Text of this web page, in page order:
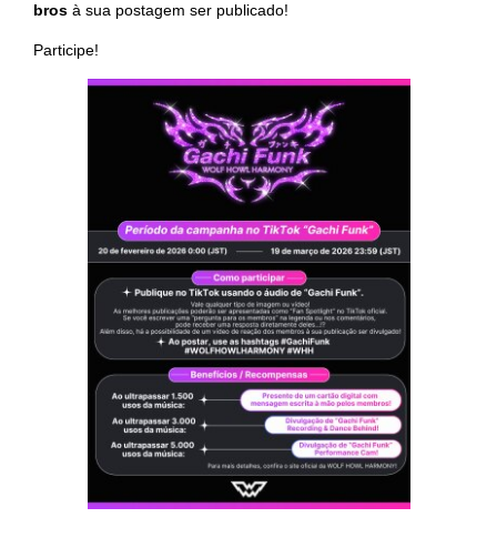
bros à sua postagem ser publicado!
Participe!